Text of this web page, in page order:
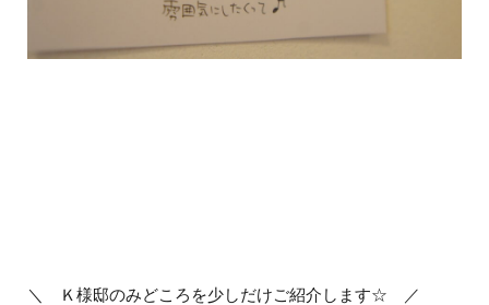
＼ Ｋ様邸のみどころを少しだけご紹介します☆ ／